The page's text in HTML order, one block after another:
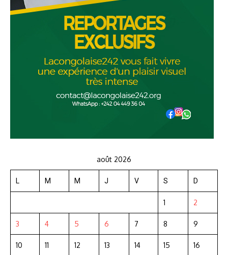
août 2026
L M M J V S D
1 2
3 4 5 6 7 8 9
10 11 12 13 14 15 16